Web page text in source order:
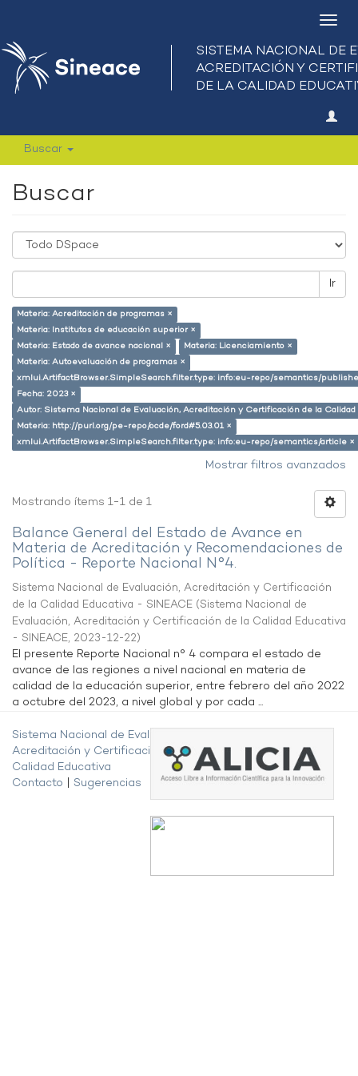
Buscar
Buscar
Ir
Materia: Acreditación de programas ×
Materia: Institutos de educación superior ×
Materia: Estado de avance nacional ×
Materia: Licenciamiento ×
Materia: Autoevaluación de programas ×
xmlui.ArtifactBrowser.SimpleSearch.filter.type: info:eu-repo/semantics/
Fecha: 2023 ×
Autor: Sistema Nacional de Evaluación, Acreditación y Certificación de la
Materia: http://purl.org/pe-repo/ocde/ford#5.03.01 ×
xmlui.ArtifactBrowser.SimpleSearch.filter.type: info:eu-repo/semantics/article ×
Mostrar filtros avanzados
Mostrando ítems 1-1 de 1
Balance General del Estado de Avance en
Materia de Acreditación y Recomendaciones de
Política - Reporte Nacional N°4.
Sistema Nacional de Evaluación, Acreditación y Certificación
de la Calidad Educativa - SINEACE (Sistema Nacional de
Evaluación, Acreditación y Certificación de la Calidad Educativa
- SINEACE, 2023-12-22)
El presente Reporte Nacional n° 4 compara el estado de
avance de las regiones a nivel nacional en materia de
calidad de la educación superior, entre febrero del año 2022
a octubre del 2023, a nivel global y por cada ...
Sistema Nacional de Evaluación,
Acreditación y Certificación de la
Calidad Educativa
Contacto
Sugerencias